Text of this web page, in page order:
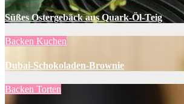
Süßes Ostergebäck aus Quark-Öl-Teig
Backen Kuchen
Dubai-Schokoladen-Brownie
Backen Torten